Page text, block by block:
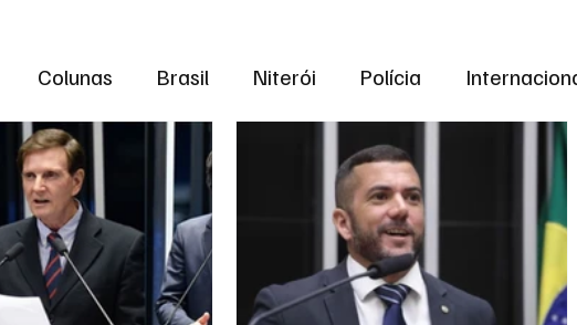
Colunas Brasil Niterói Polícia
São Gonçalo Norte Fluminense Região Metropolitana
serrana Economia Zona Norte